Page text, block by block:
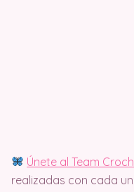
Únete al Team
realizadas con cada